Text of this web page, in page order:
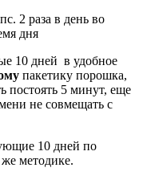
2 раза в день во
дня
10 дней в удобное
пакетику порошка,
постоять 5 минут, еще
не совмещать с
10 дней по
методике.